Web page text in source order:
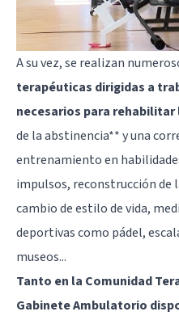
A su vez, se realizan
terapéuticas dirigidas a
necesarios para rehabilitar
de la abstinencia** y una
entrenamiento en
impulsos, reconstrucción
cambio de estilo de vida,
deportivas como pádel,
museos...
Tanto en la Comunidad
Gabinete Ambulatorio